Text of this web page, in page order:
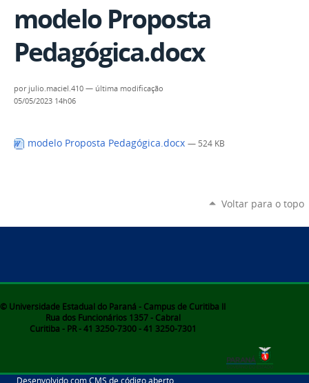
modelo Proposta
Pedagógica.docx
por julio.maciel.410 — última modificação
05/05/2023 14h06
modelo Proposta Pedagógica.docx — 524 KB
Voltar para o topo
© Universidade Estadual do Paraná - Campus de Curitiba II
Rua dos Funcionários 1357 - Cabral
Curitiba - PR - 41 3250-7300 - 41 3250-7301
Desenvolvido com CMS de código aberto